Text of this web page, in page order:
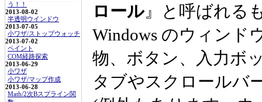
う！！
2013-08-02
半透明ウインドウ
2013-07-05
小ワザ/ストップウォッチ
2013-07-02
ペイント
COM経路探索
2013-06-29
小ワザ
小ワザ/マップ作成
2013-06-28
Math/2次Bスプライン関
ロール』と呼ばれる
Windows のウィンド
物、ボタン、入力ボ
タブやスクロールバ